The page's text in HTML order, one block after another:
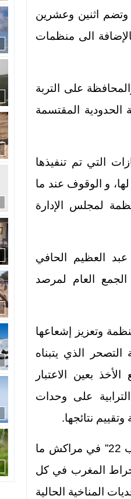
وتضم اثنين وعشرين
سويسرا وكندا)، بالإضافة الى منظمات
على التربة
الحدودية المقتسمة
التي تم تنفيذها
الميزانية المخصصة لها، و الوقوف عند ما
والمنظمة لمجلس الإدارة
العظيم الحافي
العام لمرصد
وتعزيز إشعاعها
الذي يتبناه
بعين الاعتبار
على وحدات
نتائجها.
ويذكر أن هذا الحدث يصادف تنظيم المغرب لمؤتمر التغيرات المناخية “كوب 22” في مراكش ما
انخراط المغرب في كل
المناخية الحالية